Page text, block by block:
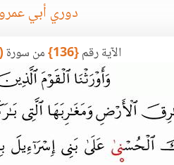
دوري أبي
الآية رقم{136} من سورة